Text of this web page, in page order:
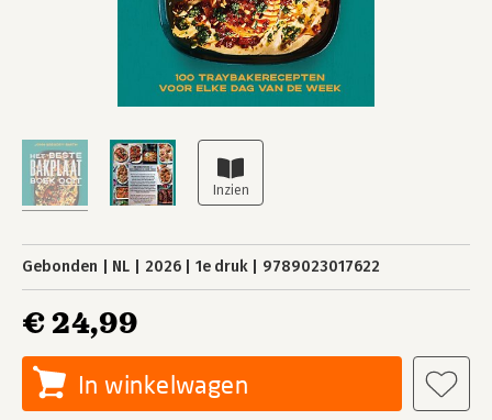
Gebonden NL 2026 1e druk 9789023017622
€ 24,99
In winkelwagen